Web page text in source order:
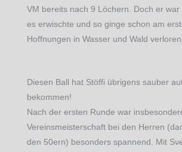
VM bereits nach 9 Löchern. Doch er
es erwischte und so ginge schon am
Hoffnungen in Wasser und Wald
Diesen Ball hat Stöffi übrigens sauber
bekommen!
Nach der ersten Runde war
Vereinsmeisterschaft bei den Herren
den 50ern) besonders spannend. Mit